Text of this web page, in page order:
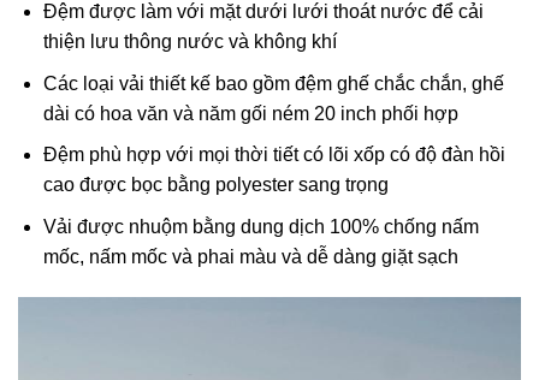
Đệm được làm với mặt dưới lưới thoát nước để cải
thiện lưu thông nước và không khí
Các loại vải thiết kế bao gồm đệm ghế chắc chắn, ghế
dài có hoa văn và năm gối ném 20 inch phối hợp
Đệm phù hợp với mọi thời tiết có lõi xốp có độ đàn hồi
cao được bọc bằng polyester sang trọng
Vải được nhuộm bằng dung dịch 100% chống nấm
mốc, nấm mốc và phai màu và dễ dàng giặt sạch